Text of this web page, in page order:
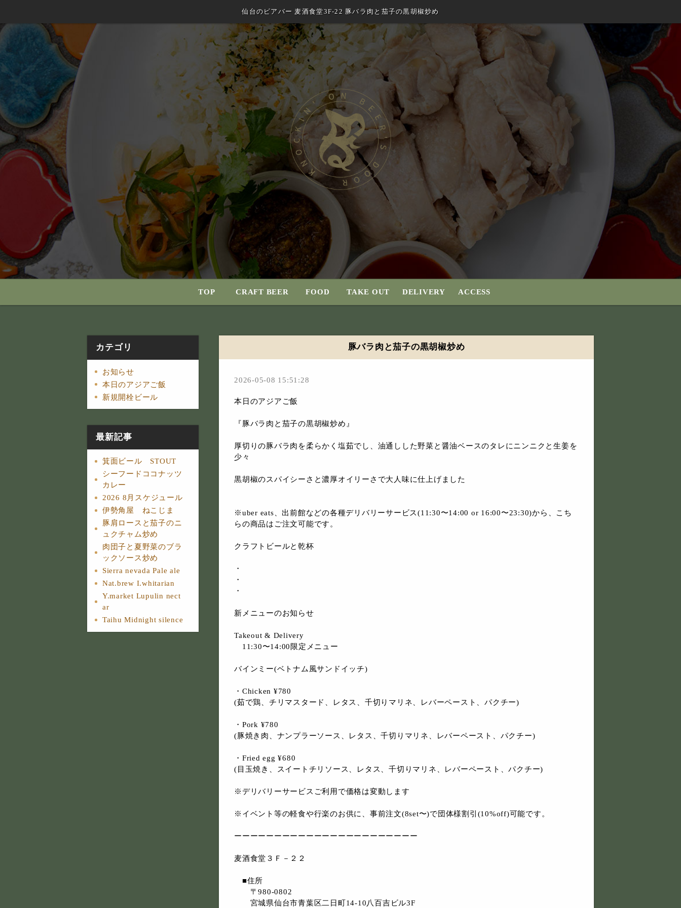
仙台のビアバー 麦酒食堂3F-22 豚バラ肉と茄子の黒胡椒炒め
TOP CRAFT BEER FOOD TAKE OUT DELIVERY ACCESS
カテゴリ
お知らせ
本日のアジアご飯
新規開栓ビール
最新記事
箕面ビール STOUT
シーフードココナッツ
カレー
2026 8月スケジュール
伊勢角屋 ねこじま
豚肩ロースと茄子のニ
ュクチャム炒め
肉団子と夏野菜のブラ
ックソース炒め
Sierra nevada Pale ale
Nat.brew I.whitarian
Y.market Lupulin nect
ar
Taihu Midnight silence
豚バラ肉と茄子の黒胡椒炒め
2026-05-08 15:51:28
本日のアジアご飯
『豚バラ肉と茄子の黒胡椒炒め』
厚切りの豚バラ肉を柔らかく塩茹でし、油通しした野菜と醤油ベースのタレにニンニクと生姜を
少々
黒胡椒のスパイシーさと濃厚オイリーさで大人味に仕上げました
※uber eats、出前館などの各種デリバリーサービス(11:30〜14:00 or 16:00〜23:30)から、こち
らの商品はご注文可能です。
クラフトビールと乾杯
・
・
・
新メニューのお知らせ
Takeout & Delivery
11:30〜14:00限定メニュー
バインミー(ベトナム風サンドイッチ)
・Chicken ¥780
(茹で鶏、チリマスタード、レタス、千切りマリネ、レバーペースト、パクチー)
・Pork ¥780
(豚焼き肉、ナンプラーソース、レタス、千切りマリネ、レバーペースト、パクチー)
・Fried egg ¥680
(目玉焼き、スイートチリソース、レタス、千切りマリネ、レバーペースト、パクチー)
※デリバリーサービスご利用で価格は変動します
※イベント等の軽食や行楽のお供に、事前注文(8set〜)で団体様割引(10%off)可能です。
ーーーーーーーーーーーーーーーーーーーーーーー
麦酒食堂３Ｆ－２２
■住所
〒980-0802
宮城県仙台市青葉区二日町14-10八百吉ビル3F